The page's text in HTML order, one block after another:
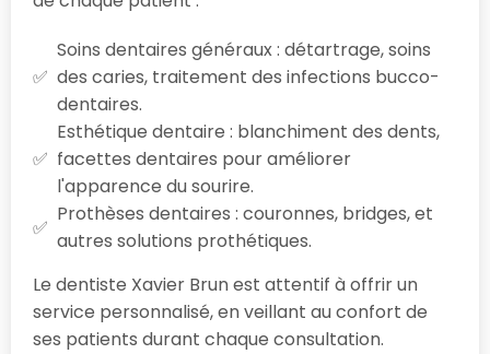
Soins dentaires généraux : détartrage, soins
des caries, traitement des infections bucco-
dentaires.
Esthétique dentaire : blanchiment des dents,
facettes dentaires pour améliorer
l'apparence du sourire.
Prothèses dentaires : couronnes, bridges, et
autres solutions prothétiques.
Le dentiste Xavier Brun est attentif à offrir un
service personnalisé, en veillant au confort de
ses patients durant chaque consultation.